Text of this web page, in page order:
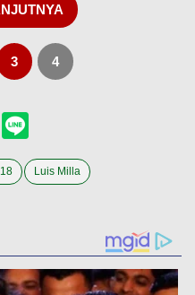
3 4
Luis Milla